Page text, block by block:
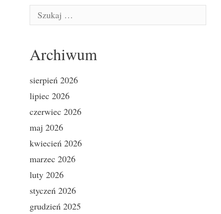
Szukaj:
Archiwum
sierpień 2026
lipiec 2026
czerwiec 2026
maj 2026
kwiecień 2026
marzec 2026
luty 2026
styczeń 2026
grudzień 2025